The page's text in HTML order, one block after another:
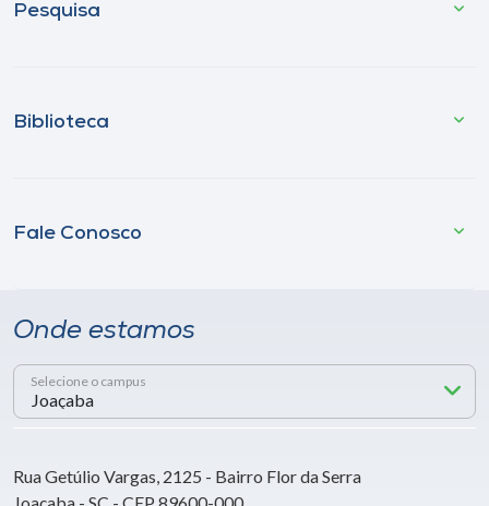
Pesquisa
Biblioteca
Fale Conosco
Onde estamos
Selecione o campus
Rua Getúlio Vargas, 2125 - Bairro Flor da Serra